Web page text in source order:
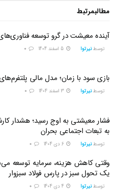
مطالبمرتبط
آینده معیشت در گرو توسعه
توسط نیرتوا
بازی سود با زمان؛ مدل مالی
توسط نیرتوا
فشار معیشتی به اوج رسید؛ هشدار
به تبعات اجتماعی بحران
توسط نیرتوا
وقتی کاهش هزینه، سرمایه توسعه
یک تحول سبز در پارس فولاد سبزوار
توسط نیرتوا